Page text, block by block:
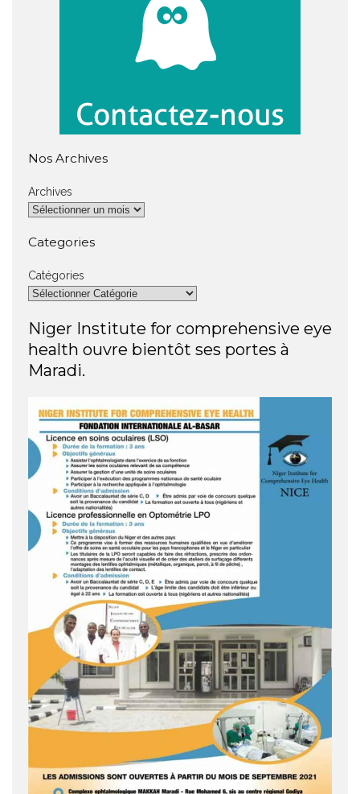
Nos Archives
Archives
Categories
Catégories
Niger Institute for comprehensive eye
health ouvre bientôt ses portes à
Maradi.